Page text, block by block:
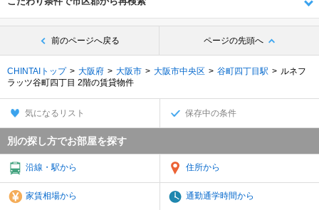
前のページへ戻る ページの先頭へ
CHINTAIトップ 大阪府 大阪市 大阪市中央区 谷町四丁目駅
ルネフ
ラッツ谷町四丁目 2階の賃貸物件
気になるリスト 保存中の条件
別の探し方でお部屋を探す
沿線・駅から 住所から
家賃相場から 通勤通学時間から